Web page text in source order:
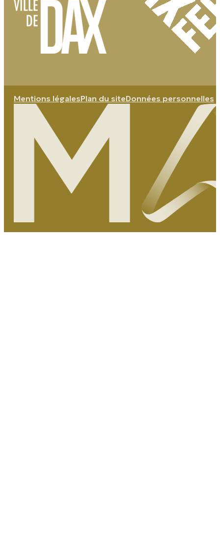
Mentions légalesPlan du siteDonnées personnelles